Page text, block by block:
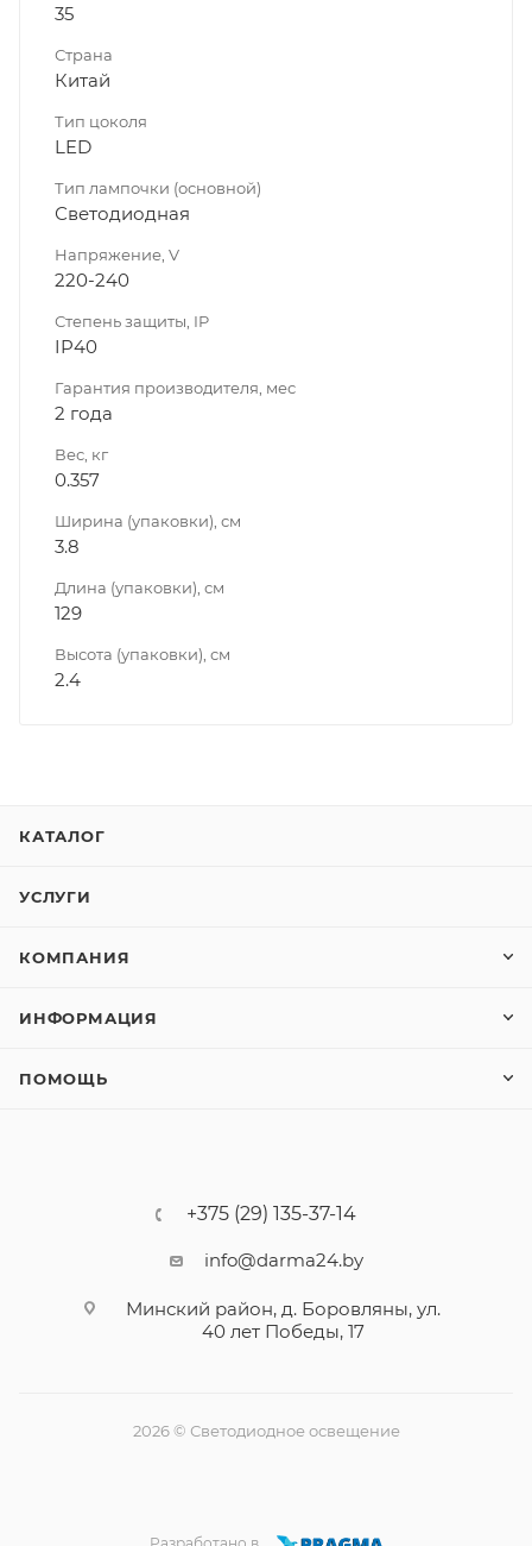
35
Страна
Китай
Тип цоколя
LED
Тип лампочки (основной)
Светодиодная
Напряжение, V
220-240
Степень защиты, IP
IP40
Гарантия производителя, мес
2 года
Вес, кг
0.357
Ширина (упаковки), см
3.8
Длина (упаковки), см
129
Высота (упаковки), см
2.4
КАТАЛОГ
УСЛУГИ
КОМПАНИЯ
ИНФОРМАЦИЯ
ПОМОЩЬ
+375 (29) 135-37-14
info@darma24.by
Минский район, д. Боровляны, ул.
40 лет Победы, 17
2026 © Светодиодное освещение